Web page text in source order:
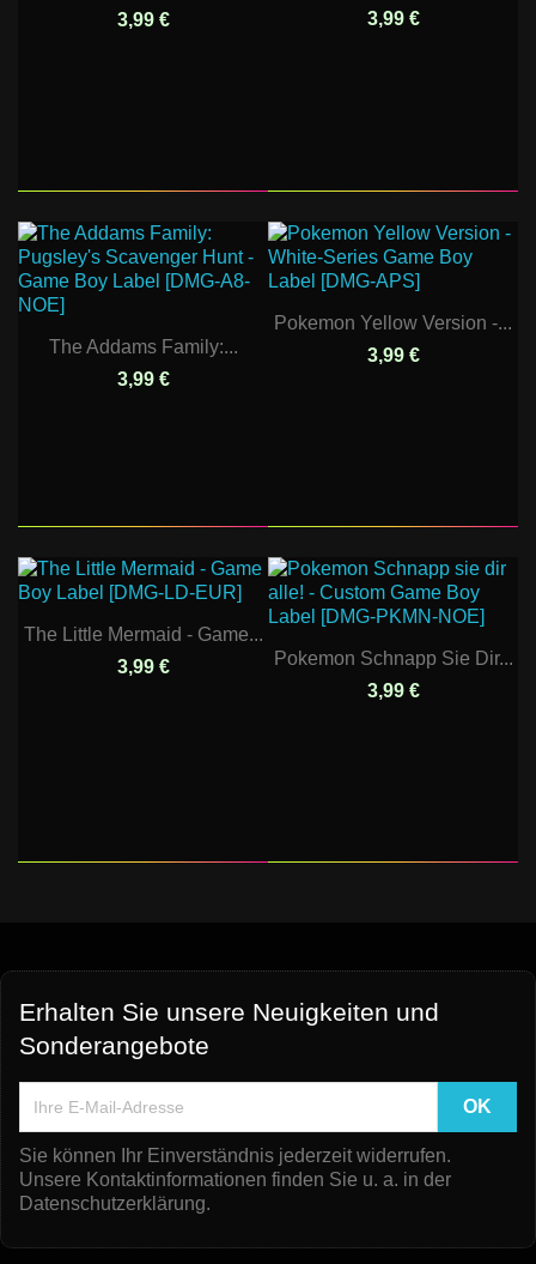
3,99 €
3,99 €
The Addams Family:...
3,99 €
Pokemon Yellow Version -...
3,99 €
The Little Mermaid - Game...
3,99 €
Pokemon Schnapp Sie Dir...
3,99 €
Erhalten Sie unsere Neuigkeiten und
Sonderangebote
Sie können Ihr Einverständnis jederzeit widerrufen.
Unsere Kontaktinformationen finden Sie u. a. in der
Datenschutzerklärung.